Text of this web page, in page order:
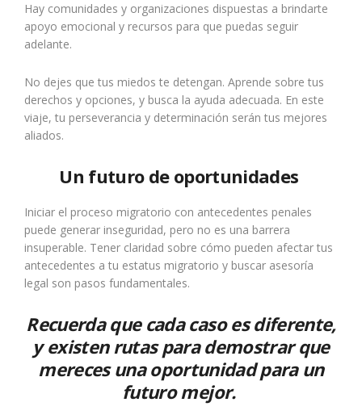
Hay comunidades y organizaciones dispuestas a brindarte
apoyo emocional y recursos para que puedas seguir
adelante.
No dejes que tus miedos te detengan. Aprende sobre tus
derechos y opciones, y busca la ayuda adecuada. En este
viaje, tu perseverancia y determinación serán tus mejores
aliados.
Un futuro de oportunidades
Iniciar el proceso migratorio con antecedentes penales
puede generar inseguridad, pero no es una barrera
insuperable. Tener claridad sobre cómo pueden afectar tus
antecedentes a tu estatus migratorio y buscar asesoría
legal son pasos fundamentales.
Recuerda que cada caso es diferente,
y existen rutas para demostrar que
mereces una oportunidad para un
futuro mejor.